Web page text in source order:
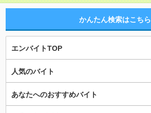
かんたん検索はこちら
エンバイトTOP
人気のバイト
あなたへのおすすめバイト